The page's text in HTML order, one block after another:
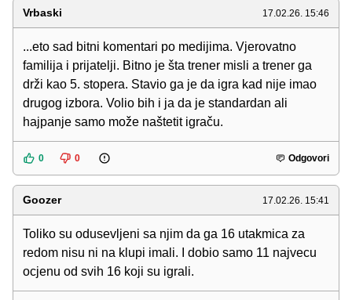
Vrbaski 17.02.26. 15:46
...eto sad bitni komentari po medijima. Vjerovatno
familija i prijatelji. Bitno je šta trener misli a trener ga
drži kao 5. stopera. Stavio ga je da igra kad nije imao
drugog izbora. Volio bih i ja da je standardan ali
hajpanje samo može naštetit igraču.
0 0 Odgovori
Goozer 17.02.26. 15:41
Toliko su odusevljeni sa njim da ga 16 utakmica za
redom nisu ni na klupi imali. I dobio samo 11 najvecu
ocjenu od svih 16 koji su igrali.